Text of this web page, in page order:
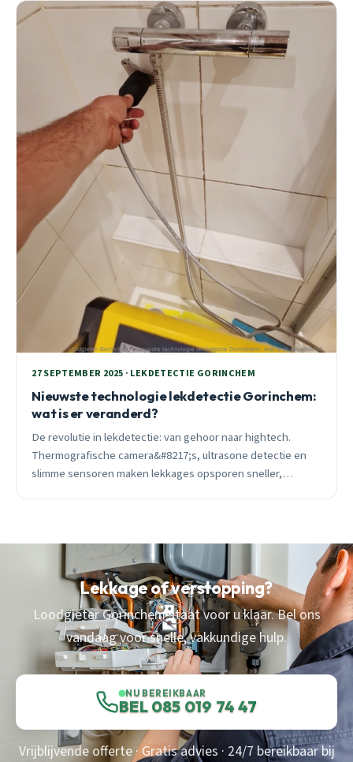
27 SEPTEMBER 2025 · LEKDETECTIE GORINCHEM
Nieuwste technologie lekdetectie Gorinchem:
wat is er veranderd?
De revolutie in lekdetectie: van gehoor naar hightech.
Thermografische camera&#8217;s, ultrasone detectie en
slimme sensoren maken lekkages opsporen sneller,
Lekkage of verstopping?
Loodgieter Gorinchem staat voor u klaar. Bel ons
vandaag voor snelle, vakkundige hulp.
NU BEREIKBAAR
BEL 085 019 74 47
Vrijblijvende offerte · Gratis advies · 24/7 bereikbaar bij